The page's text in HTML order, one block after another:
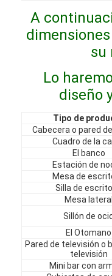
Espectáculo VR
Sobre nosotros
Control de Calidad
Contáctenos
Casos
Las preguntas
Ahora Charle
A
su
Lo
diseño
Tipo de
Cabecera o pared
Cuadro de la
El banco
Estación de
Mesa de
Silla de
Mesa lateral
Sillón de
El Otomano
Pared de televisión o
televisión
Mini bar con